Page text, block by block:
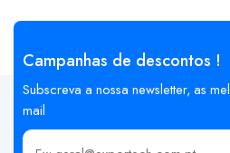
Campanhas de descontos !
Subscreva a nossa newsletter, as
mail